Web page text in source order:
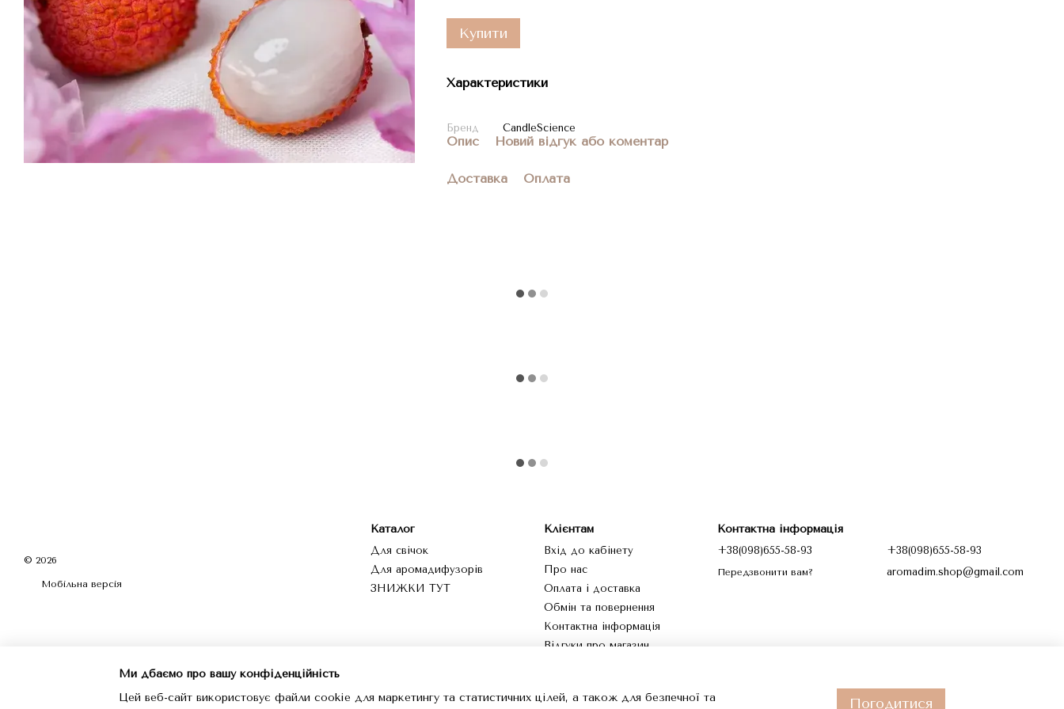
Купити
Характеристики
Бренд CandleScience
Опис Новий відгук або коментар
Доставка Оплата
© 2026
Мобільна версія
Каталог
Для свічок
Для аромадифузорів
ЗНИЖКИ ТУТ
Клієнтам
Вхід до кабінету
Про нас
Оплата і доставка
Обмін та повернення
Контактна інформація
Відгуки про магазин
Контактна інформація
+38(098)655-58-93
Передзвонити вам?
+38(098)655-58-93
aromadim.shop@gmail.com
Ми дбаємо про вашу конфіденційність
Цей веб-сайт використовує файли cookie для маркетингу та статистичних цілей, а також для безпечної та
Погодитися